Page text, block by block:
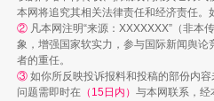
本网将追究其相关法律责任和经济责任。
② 凡本网注明“来源：XXXXXXX”（非
象，增强国家软实力，参与国际新闻舆
者的重任。
③ 如你所反映投诉报料和投稿的部份内
问题需即时在 （15日内） 与本网联系，经